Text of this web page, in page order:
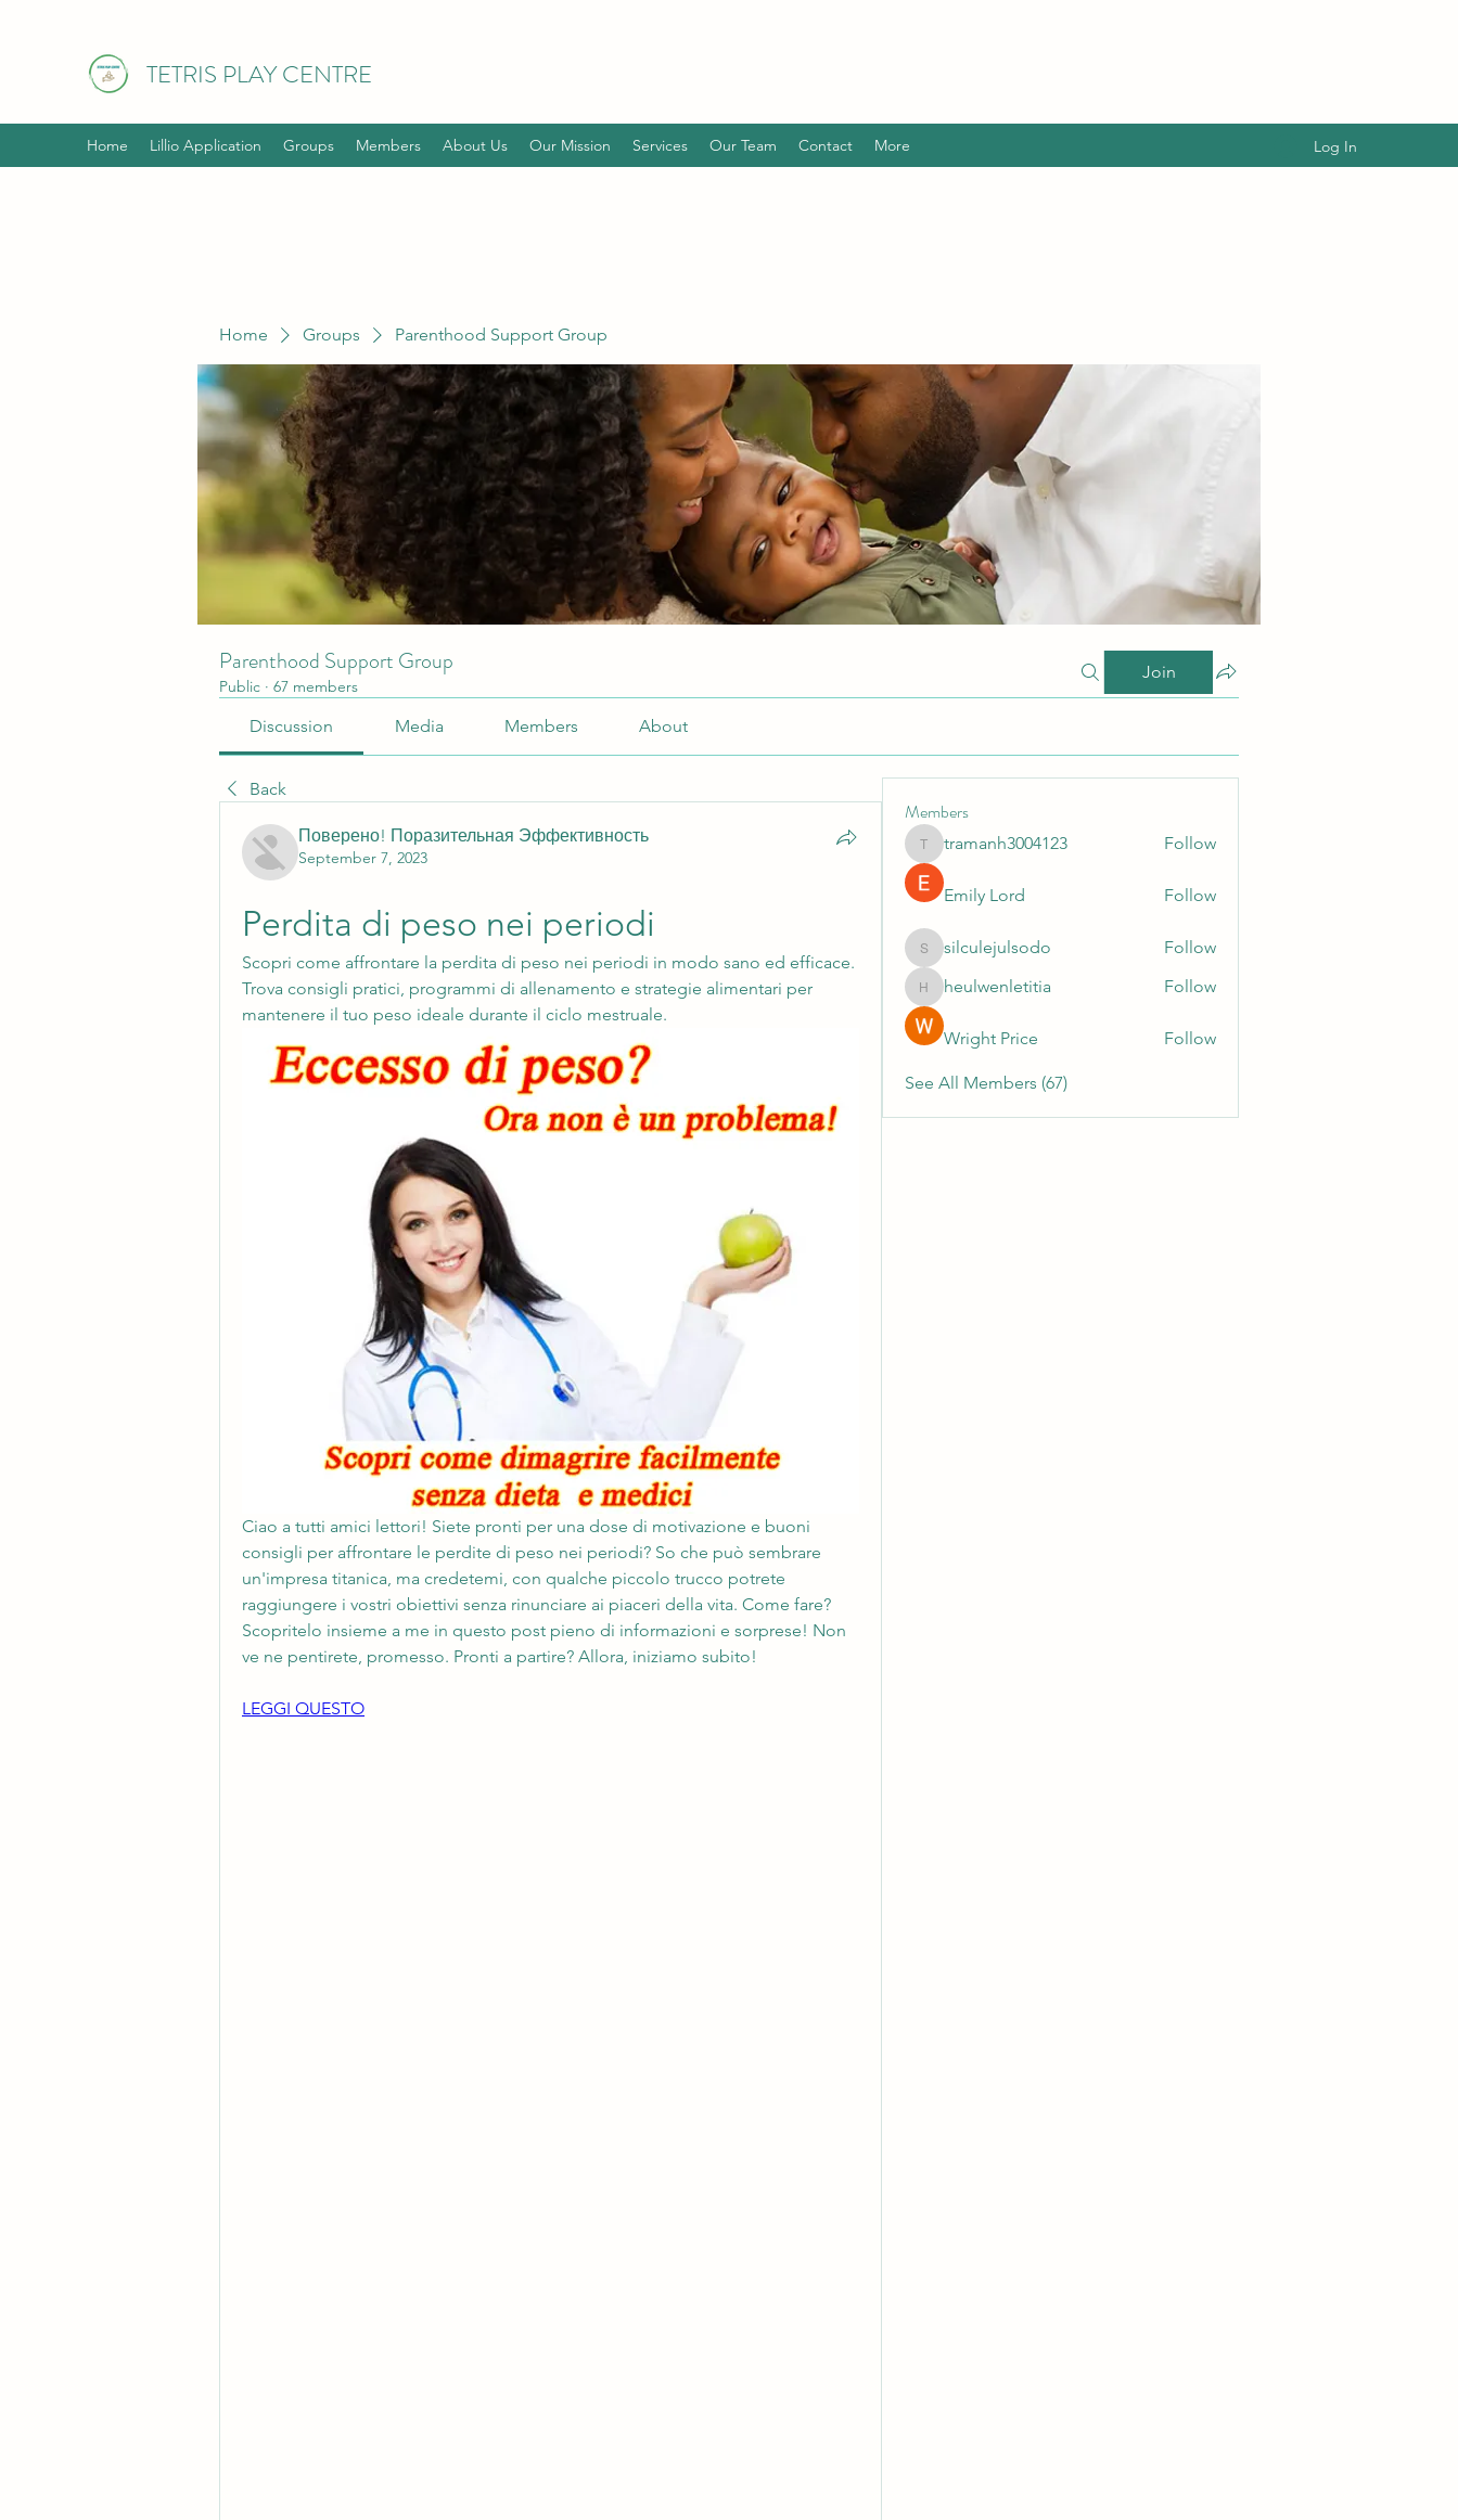
TETRIS PLAY CENTRE
Home Lillio Application Groups Members About Us Our Mission Services Our Team Contact More Log In
Home Groups Parenthood Support Group
Parenthood Support Group
Public · 67 members
Join
Discussion Media Members About
Back
Поверено! Поразительная Эффективность
September 7, 2023
Perdita di peso nei periodi
Scopri come affrontare la perdita di peso nei periodi in modo sano ed efficace.
Trova consigli pratici, programmi di allenamento e strategie alimentari per
mantenere il tuo peso ideale durante il ciclo mestruale.
Ciao a tutti amici lettori! Siete pronti per una dose di motivazione e buoni
consigli per affrontare le perdite di peso nei periodi? So che può sembrare
un'impresa titanica, ma credetemi, con qualche piccolo trucco potrete
raggiungere i vostri obiettivi senza rinunciare ai piaceri della vita. Come fare?
Scopritelo insieme a me in questo post pieno di informazioni e sorprese! Non
ve ne pentirete, promesso. Pronti a partire? Allora, iniziamo subito!
LEGGI QUESTO
Members
tramanh3004123
tramanh3004123 Follow
Emily Lord Follow
silculejulsodo
silculejulsodo Follow
heulwenletitia
heulwenletitia Follow
Wright Price Follow
See All Members (67)